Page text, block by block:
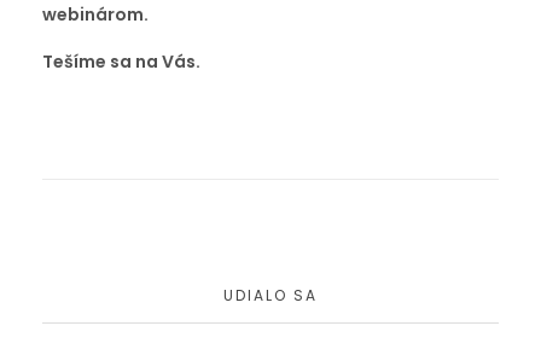
webinárom.
Tešíme sa na Vás.
UDIALO SA